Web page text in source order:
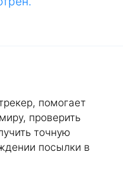
помогает
проверить
точную
посылки в